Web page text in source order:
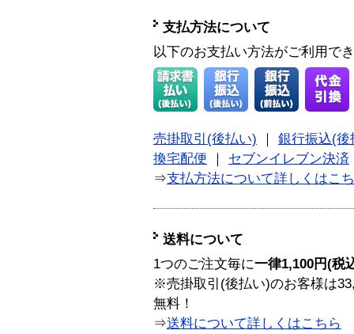
支払方法について
以下のお支払い方法がご利用で
売掛取引(後払い)
銀行振込(後
換宅配便
セブンイレブン決済
⇒支払方法について詳しくはこ
送料について
1つのご注文毎に一律1,100円(税
※売掛取引(後払い)のお客様は
無料！
⇒送料について詳しくはこちら